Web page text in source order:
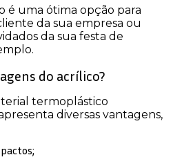
é uma ótima opção para
da sua empresa ou
da sua festa de
do acrílico?
termoplástico
diversas vantagens,